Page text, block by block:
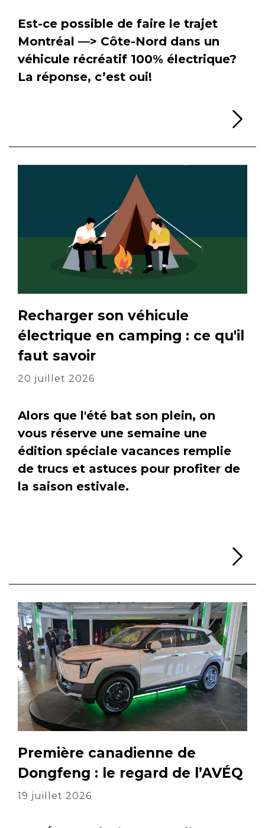
Est-ce possible de faire le trajet
Montréal —> Côte-Nord dans un
véhicule récréatif 100% électrique?
La réponse, c’est oui!
Recharger son véhicule
électrique en camping : ce qu'il
faut savoir
20 juillet 2026
Alors que l'été bat son plein, on
vous réserve une semaine une
édition spéciale vacances remplie
de trucs et astuces pour profiter de
la saison estivale.
Première canadienne de
Dongfeng : le regard de l’AVÉQ
19 juillet 2026